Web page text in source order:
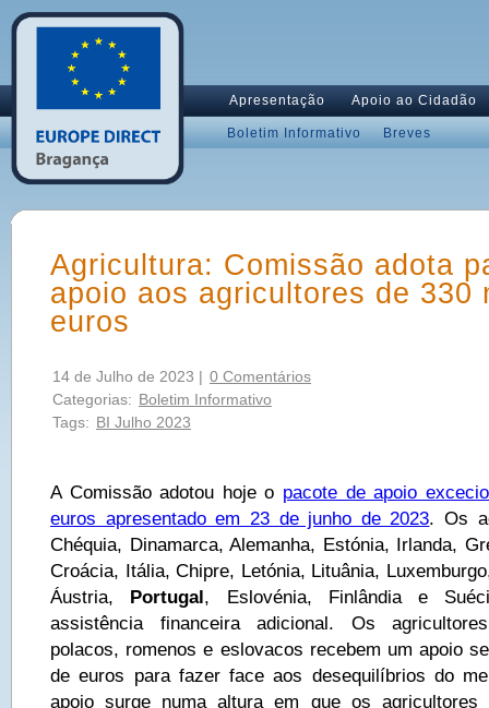
Apresentação Apoio ao Cidadão
Boletim Informativo Breves
Agricultura: Comissão adota
apoio aos agricultores de 330
euros
14 de Julho de 2023 | 0 Comentários
Categorias: Boletim Informativo
Tags: BI Julho 2023
A Comissão adotou hoje o pacote de apoio
euros apresentado em 23 de junho de 2023. Os
Chéquia, Dinamarca, Alemanha, Estónia, Irlanda,
Croácia, Itália, Chipre, Letónia, Lituânia,
Áustria, Portugal, Eslovénia, Finlândia e
assistência financeira adicional. Os
polacos, romenos e eslovacos recebem um apoio
de euros para fazer face aos desequilíbrios do
apoio surge numa altura em que os agricultores